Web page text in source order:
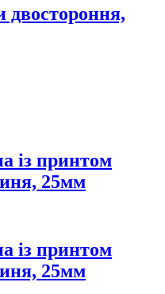
двостороння,
із принтом
25мм
із принтом
25мм